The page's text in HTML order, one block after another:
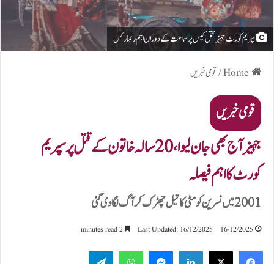
سپریم کورٹ جہیز قتل کیس پر سماعت کے دوران اہم ریمارکس
/قومی خبریں
قومی خبریں
جہیز آج بھی جان لیوا، 20 سالہ خاتون کے قتل پر سپریم
کورٹ کا اہم فیصلہ
2001 میں نسرین کو مٹی کا تیل چھڑک کر آگ لگا دی گئی
16/12/2025
Last Updated: 16/12/2025
LinkedIn
WhatsApp